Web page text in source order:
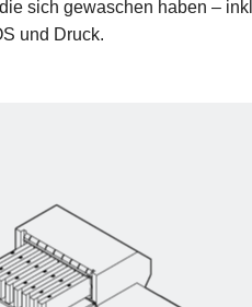
sich gewaschen haben –
und Druck.